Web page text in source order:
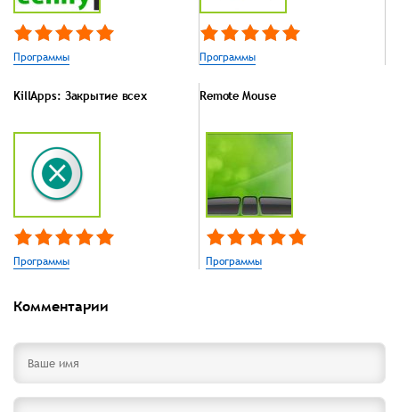
Программы Программы
KillApps: Закрытие всех
Программы
Remote Mouse
Программы
Комментарии